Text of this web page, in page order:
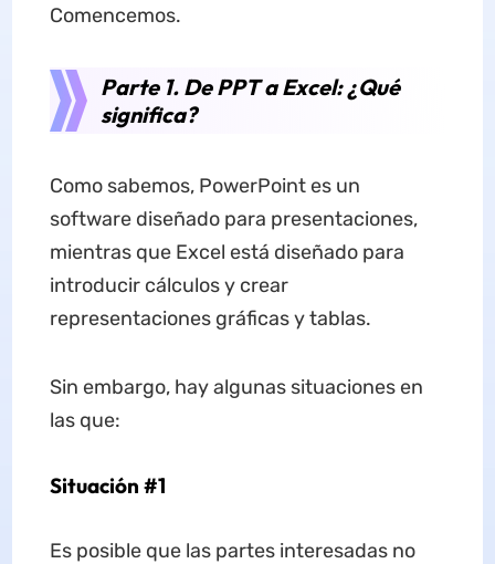
Comencemos.
Parte 1. De PPT a Excel: ¿Qué
significa?
Como sabemos, PowerPoint es un
software diseñado para presentaciones,
mientras que Excel está diseñado para
introducir cálculos y crear
representaciones gráficas y tablas.
Sin embargo, hay algunas situaciones en
las que:
Situación #1
Es posible que las partes interesadas no